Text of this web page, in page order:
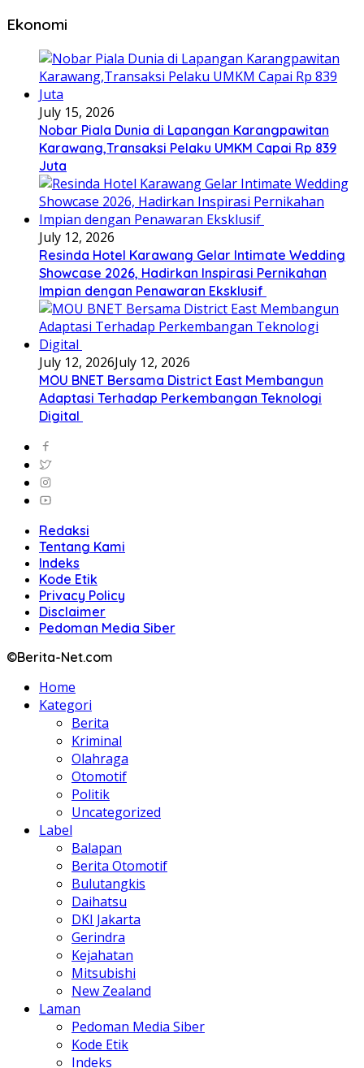
Ekonomi
July 15, 2026
Nobar Piala Dunia di Lapangan Karangpawitan
Karawang,Transaksi Pelaku UMKM Capai Rp 839
Juta
July 12, 2026
Resinda Hotel Karawang Gelar Intimate Wedding
Showcase 2026, Hadirkan Inspirasi Pernikahan
Impian dengan Penawaran Eksklusif
July 12, 2026July 12, 2026
MOU BNET Bersama District East Membangun
Adaptasi Terhadap Perkembangan Teknologi
Digital
Redaksi
Tentang Kami
Indeks
Kode Etik
Privacy Policy
Disclaimer
Pedoman Media Siber
©Berita-Net.com
Home
Kategori
Berita
Kriminal
Olahraga
Otomotif
Politik
Uncategorized
Label
Balapan
Berita Otomotif
Bulutangkis
Daihatsu
DKI Jakarta
Gerindra
Kejahatan
Mitsubishi
New Zealand
Laman
Pedoman Media Siber
Kode Etik
Indeks